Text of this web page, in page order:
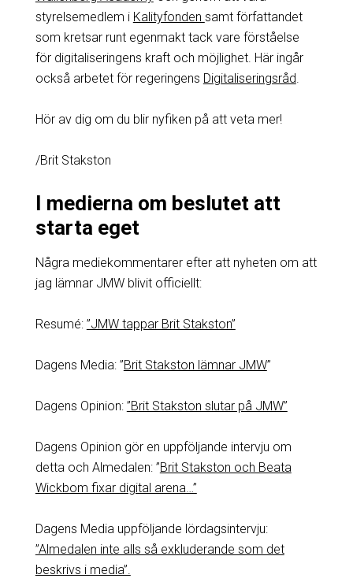
styrelsemedlem i Kalityfonden samt författandet
som kretsar runt egenmakt tack vare förståelse
för digitaliseringens kraft och möjlighet. Här ingår
också arbetet för regeringens Digitaliseringsråd.
Hör av dig om du blir nyfiken på att veta mer!
/Brit Stakston
I medierna om beslutet att
starta eget
Några mediekommentarer efter att nyheten om att
jag lämnar JMW blivit officiellt:
Resumé: ”JMW tappar Brit Stakston”
Dagens Media: ”Brit Stakston lämnar JMW”
Dagens Opinion: ”Brit Stakston slutar på JMW”
Dagens Opinion gör en uppföljande intervju om
detta och Almedalen: ”Brit Stakston och Beata
Wickbom fixar digital arena…”
Dagens Media uppföljande lördagsintervju:
”Almedalen inte alls så exkluderande som det
beskrivs i media”.